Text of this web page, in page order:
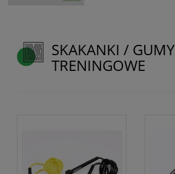
SKAKANKI / GUMY
TRENINGOWE